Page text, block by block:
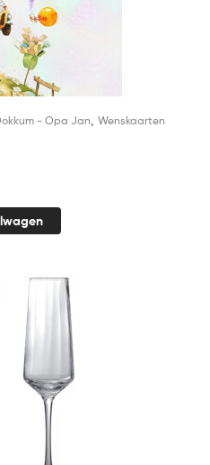
- Opa Jan, Wenskaarten